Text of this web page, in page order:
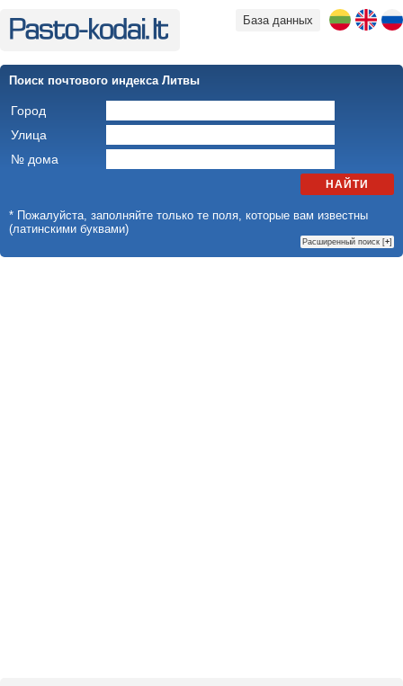
База данных
Поиск почтового индекса Литвы
Город
Улица
№ дома
НАЙТИ
* Пожалуйста, заполняйте только те поля, которые вам известны
(латинскими буквами)
Расширенный поиск [+]